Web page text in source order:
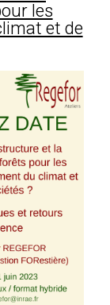
les
et de